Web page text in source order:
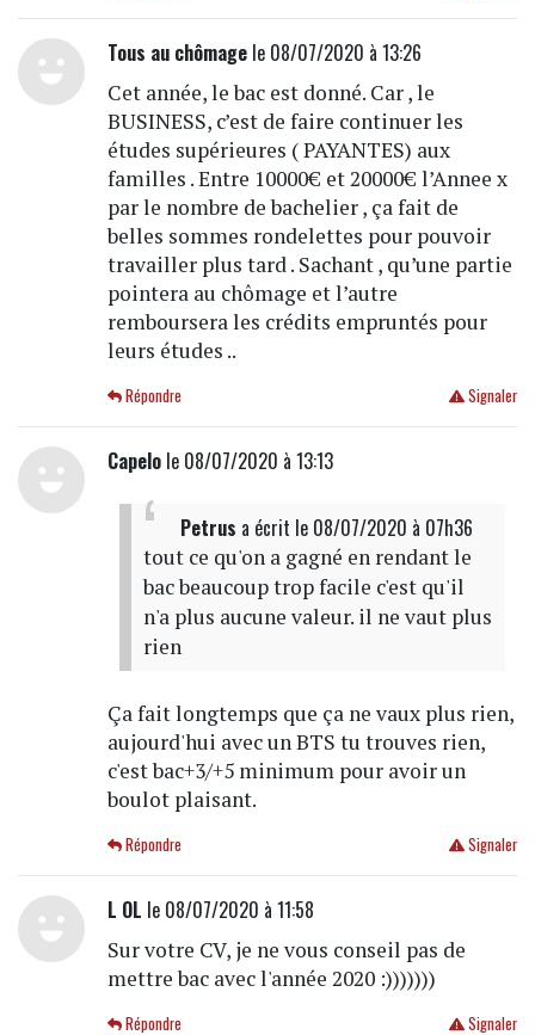
Tous au chômagele 08/07/2020 à 13:26
Cet année, le bac est donné. Car , le
BUSINESS, c’est de faire continuer les
études supérieures ( PAYANTES) aux
familles . Entre 10000€ et 20000€ l’Annee x
par le nombre de bachelier , ça fait de
belles sommes rondelettes pour pouvoir
travailler plus tard . Sachant , qu’une partie
pointera au chômage et l’autre
remboursera les crédits empruntés pour
leurs études ..
Signaler
Répondre
Capelole 08/07/2020 à 13:13
Petrus a écrit le 08/07/2020 à 07h36
tout ce qu'on a gagné en rendant le
bac beaucoup trop facile c'est qu'il
n'a plus aucune valeur. il ne vaut plus
rien
Ça fait longtemps que ça ne vaux plus rien,
aujourd'hui avec un BTS tu trouves rien,
c'est bac+3/+5 minimum pour avoir un
boulot plaisant.
Signaler
Répondre
L OL le 08/07/2020 à 11:58
Sur votre CV, je ne vous conseil pas de
mettre bac avec l'année 2020 :)))))))
Signaler
Répondre